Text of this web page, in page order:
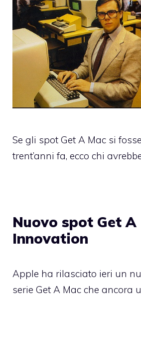
Se gli spot Get A Mac si
trent’anni fa, ecco chi
Nuovo spot Get A
Innovation
Apple ha rilasciato ieri un
serie Get A Mac che ancora